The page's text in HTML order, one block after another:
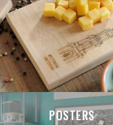
POSTERS